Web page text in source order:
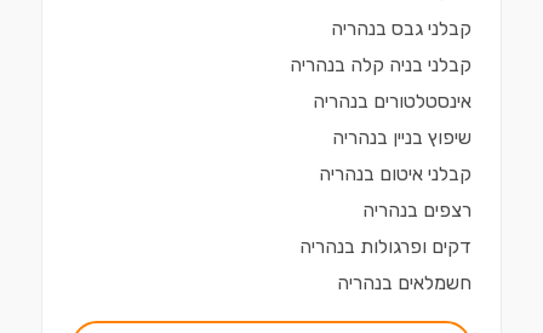
קבלני גבס בנהריה
קבלני בניה קלה בנהריה
אינסטלטורים בנהריה
שיפוץ בניין בנהריה
קבלני איטום בנהריה
רצפים בנהריה
דקים ופרגולות בנהריה
חשמלאים בנהריה